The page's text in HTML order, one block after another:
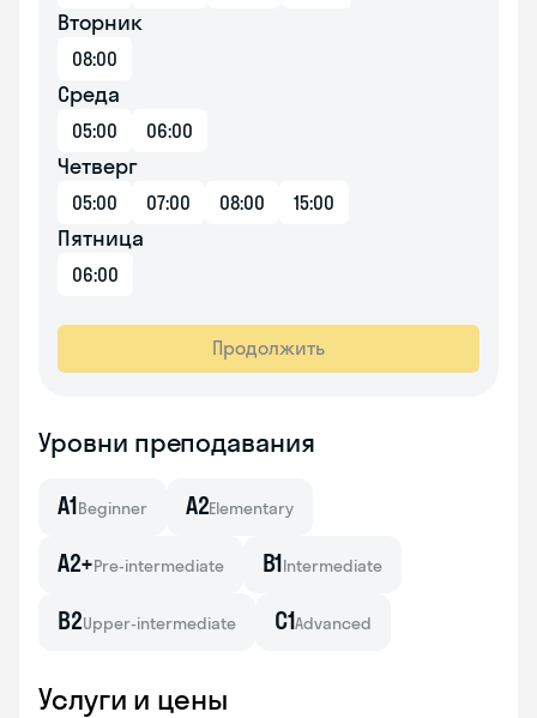
Вторник
08:00
Среда
05:00 06:00
Четверг
05:00 07:00 08:00 15:00
Пятница
06:00
Продолжить
Уровни преподавания
A1Beginner A2Elementary
A2+Pre-intermediate B1Intermediate
B2Upper-intermediate C1Advanced
Услуги и цены